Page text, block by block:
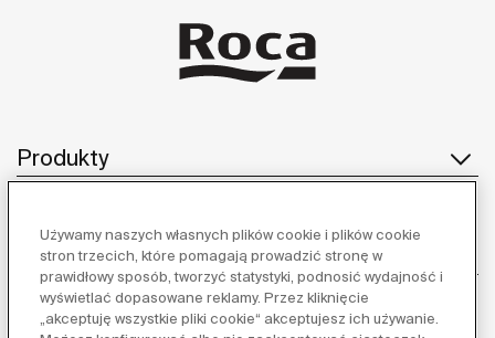
Produkty
Obsługa klienta
Używamy naszych własnych plików cookie i plików cookie
stron trzecich, które pomagają prowadzić stronę w
prawidłowy sposób, tworzyć statystyki, podnosić wydajność i
wyświetlać dopasowane reklamy. Przez kliknięcie
„akceptuję wszystkie pliki cookie“ akceptujesz ich używanie.